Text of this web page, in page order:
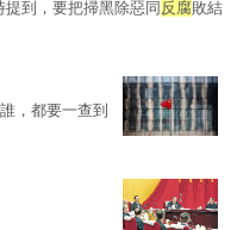
到，要把掃黑除惡同 反腐敗結
，都要一查到